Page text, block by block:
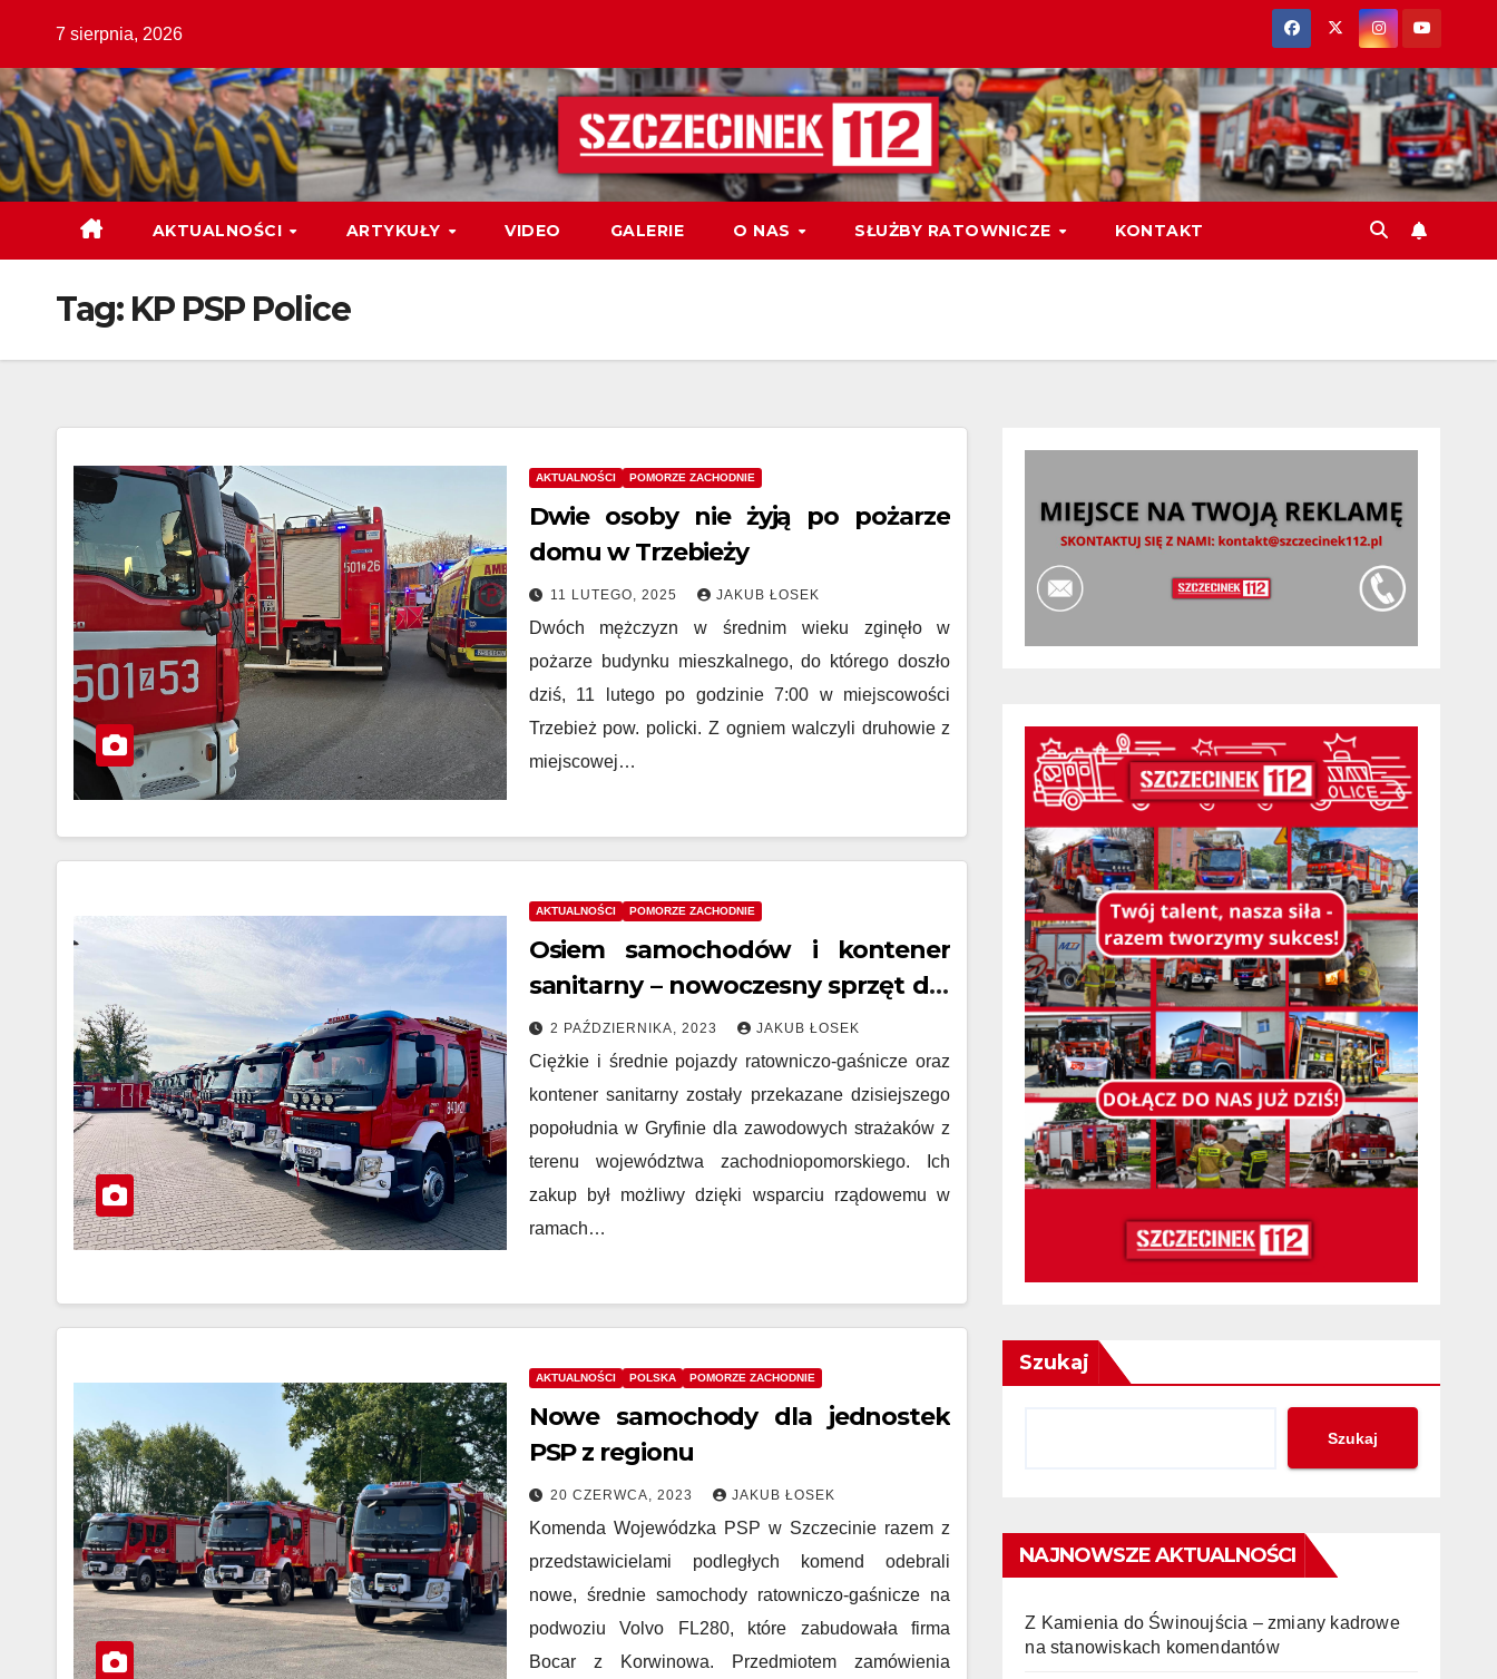
content
7 sierpnia, 2026
AKTUALNOŚCI ARTYKUŁY VIDEO GALERIE O NAS SŁUŻBY RATOWNICZE KONTAKT
Tag: KP PSP Police
AKTUALNOŚCI POMORZE ZACHODNIE
Dwie osoby nie żyją po pożarze
domu w Trzebieży
11 LUTEGO, 2025 JAKUB ŁOSEK
Dwóch mężczyzn w średnim wieku zginęło w
pożarze budynku mieszkalnego, do którego doszło
dziś, 11 lutego po godzinie 7:00 w miejscowości
Trzebież pow. policki. Z ogniem walczyli druhowie z
miejscowej…
AKTUALNOŚCI POMORZE ZACHODNIE
Osiem samochodów i kontener
sanitarny – nowoczesny sprzęt dla
zachodniopomorskich strażaków
2 PAŹDZIERNIKA, 2023 JAKUB ŁOSEK
Ciężkie i średnie pojazdy ratowniczo-gaśnicze oraz
kontener sanitarny zostały przekazane dzisiejszego
popołudnia w Gryfinie dla zawodowych strażaków z
terenu województwa zachodniopomorskiego. Ich
zakup był możliwy dzięki wsparciu rządowemu w
ramach…
AKTUALNOŚCI POLSKA POMORZE ZACHODNIE
Nowe samochody dla jednostek
PSP z regionu
20 CZERWCA, 2023 JAKUB ŁOSEK
Komenda Wojewódzka PSP w Szczecinie razem z
przedstawicielami podległych komend odebrali
nowe, średnie samochody ratowniczo-gaśnicze na
podwoziu Volvo FL280, które zabudowała firma
Bocar z Korwinowa. Przedmiotem zamówienia
Szukaj
Szukaj
NAJNOWSZE AKTUALNOŚCI
Z Kamienia do Świnoujścia – zmiany kadrowe
na stanowiskach komendantów